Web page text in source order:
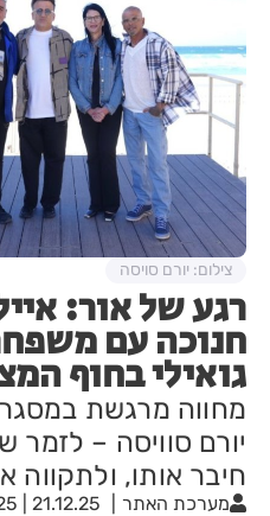
רגע של אור:
חנוכה עם
גואילי בחוף
מחווה מרגשת
יורם סוויסה –
חיבר אותו, ולתקווה
מערכת האתר 21.12.25 | 09:25
צילום: יורם סויסה